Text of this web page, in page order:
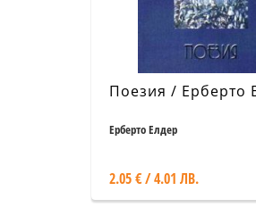
Поезия / Ерберто
Ерберто Елдер
2.05 € / 4.01 ЛВ.